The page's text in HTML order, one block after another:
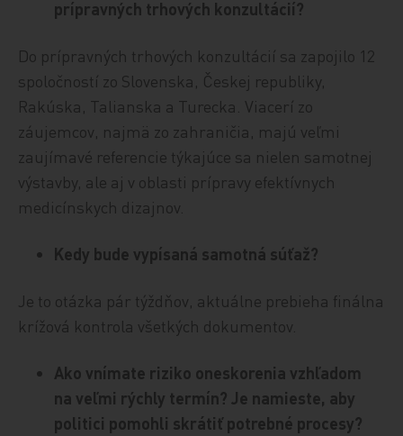
prípravných trhových konzultácií?
Do prípravných trhových konzultácií sa zapojilo 12
spoločností zo Slovenska, Českej republiky,
Rakúska, Talianska a Turecka. Viacerí zo
záujemcov, najmä zo zahraničia, majú veľmi
zaujímavé referencie týkajúce sa nielen samotnej
výstavby, ale aj v oblasti prípravy efektívnych
medicínskych dizajnov.
Kedy bude vypísaná samotná súťaž?
Je to otázka pár týždňov, aktuálne prebieha finálna
krížová kontrola všetkých dokumentov.
Ako vnímate riziko oneskorenia vzhľadom
na veľmi rýchly termín? Je namieste, aby
politici pomohli skrátiť potrebné procesy?